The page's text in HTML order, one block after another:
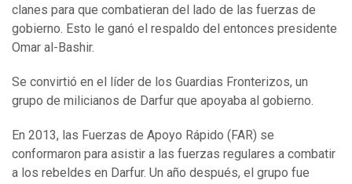
clanes para que combatieran del lado de las fuerzas de
gobierno. Esto le ganó el respaldo del entonces presidente
Omar al-Bashir.
Se convirtió en el líder de los Guardias Fronterizos, un
grupo de milicianos de Darfur que apoyaba al gobierno.
En 2013, las Fuerzas de Apoyo Rápido (FAR) se
conformaron para asistir a las fuerzas regulares a combatir
a los rebeldes en Darfur. Un año después, el grupo fue